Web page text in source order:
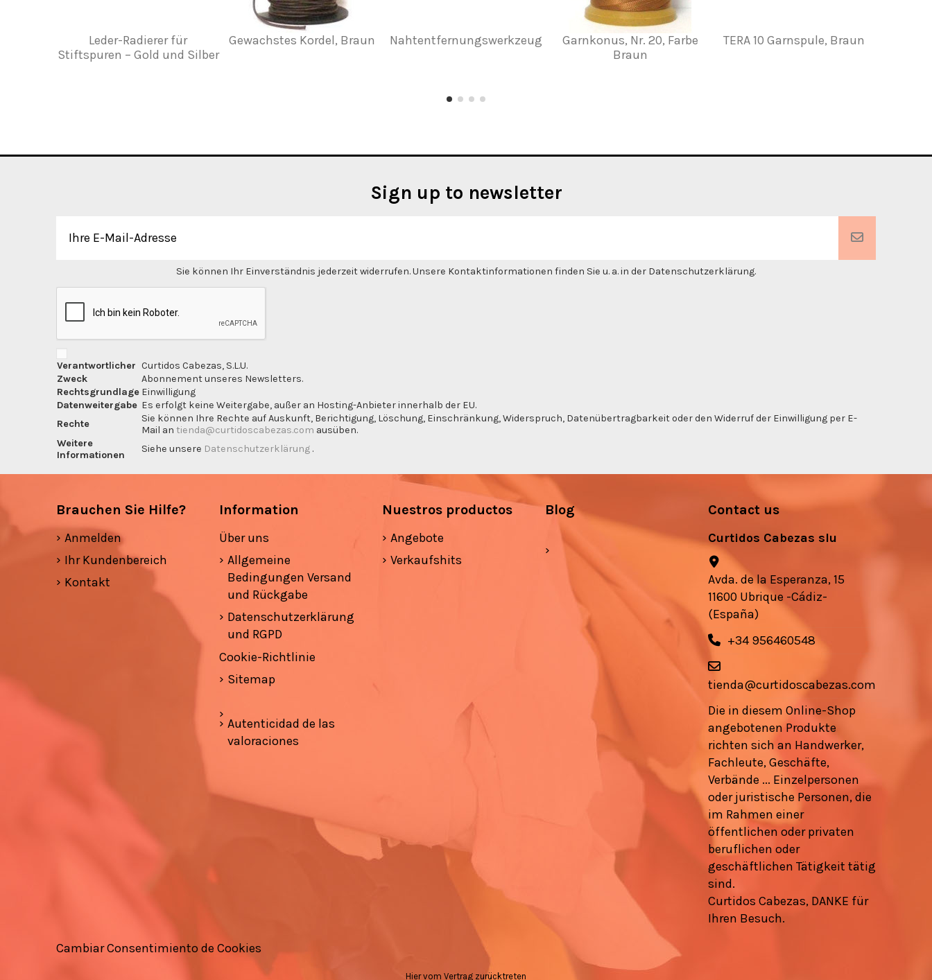
Leder-Radierer für
Stiftspuren – Gold und Silber
Gewachstes Kordel, Braun Nahtentfernungswerkzeug
Garnkonus, Nr. 20, Farbe
Braun
TERA 10 Garnspule, Braun
Sign up to newsletter
Sie können Ihr Einverständnis jederzeit widerrufen. Unsere Kontaktinformationen finden Sie u. a. in der Datenschutzerklärung.
Verantwortlicher Curtidos Cabezas, S.L.U.
Zweck
Abonnement unseres Newsletters.
Rechtsgrundlage Einwilligung
Datenweitergabe Es erfolgt keine Weitergabe, außer an Hosting-Anbieter innerhalb der EU.
Rechte
Sie können Ihre Rechte auf Auskunft, Berichtigung, Löschung, Einschränkung, Widerspruch, Datenübertragbarkeit oder den Widerruf der Einwilligung per E-
Mail an tienda@curtidoscabezas.com ausüben.
Weitere
Informationen
Siehe unsere Datenschutzerklärung .
Brauchen Sie Hilfe?
Anmelden
Ihr Kundenbereich
Kontakt
Information
Über uns
Allgemeine
Bedingungen Versand
und Rückgabe
Datenschutzerklärung
und RGPD
Cookie-Richtlinie
Sitemap
Autenticidad de las
valoraciones
Nuestros productos
Angebote
Verkaufshits
Blog Contact us
Curtidos Cabezas slu
Avda. de la Esperanza, 15
11600 Ubrique -Cádiz-
(España)
+34 956460548
tienda@curtidoscabezas.com
Die in diesem Online-Shop
angebotenen Produkte
richten sich an Handwerker,
Fachleute, Geschäfte,
Verbände ... Einzelpersonen
oder juristische Personen, die
im Rahmen einer
öffentlichen oder privaten
beruflichen oder
geschäftlichen Tätigkeit tätig
sind.
Curtidos Cabezas, DANKE für
Ihren Besuch.
Cambiar Consentimiento de Cookies
Hier vom Vertrag zurücktreten